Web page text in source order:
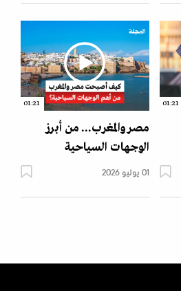
01:21
01:21
مصر والمغرب... من أبرز
الوجهات السياحية
01 يوليو 2026